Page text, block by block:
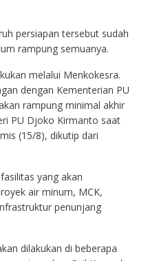
persiapan tersebut sudah
rampung semuanya.
melalui Menkokesra.
dengan Kementerian PU
rampung minimal akhir
PU Djoko Kirmanto saat
(15/8), dikutip dari
yang akan
air minum, MCK,
penunjang
dilakukan di beberapa